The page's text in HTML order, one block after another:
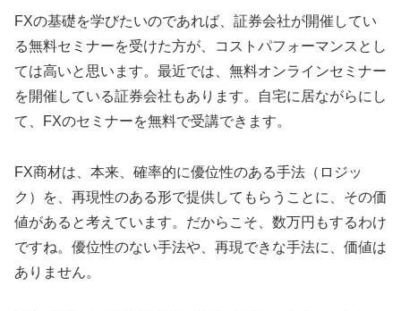
FXの基礎を学びたいのであれば、証券会社が開催してい
る無料セミナーを受けた方が、コストパフォーマンスとし
ては高いと思います。最近では、無料オンラインセミナー
を開催している証券会社もあります。自宅に居ながらにし
て、FXのセミナーを無料で受講できます。
FX商材は、本来、確率的に優位性のある手法（ロジッ
ク）を、再現性のある形で提供してもらうことに、その価
値があると考えています。だからこそ、数万円もするわけ
ですね。優位性のない手法や、再現できな手法に、価値は
ありません。